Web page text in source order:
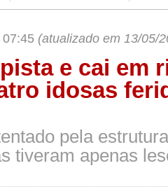
(atualizado em 13/05/
e cai em
idosas
pela
tiveram apenas